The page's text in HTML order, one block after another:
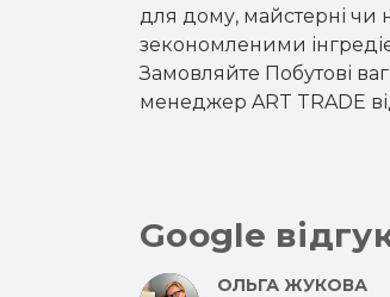
для дому, майстерні чи
зекономленими
Замовляйте Побутові
менеджер ART TRADE
Google
ОЛЬГА ЖУКОВА